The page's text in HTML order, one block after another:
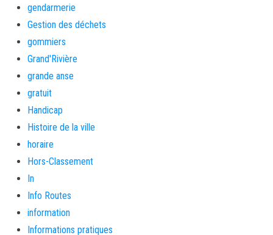
gendarmerie
Gestion des déchets
gommiers
Grand'Rivière
grande anse
gratuit
Handicap
Histoire de la ville
horaire
Hors-Classement
In
Info Routes
information
Informations pratiques